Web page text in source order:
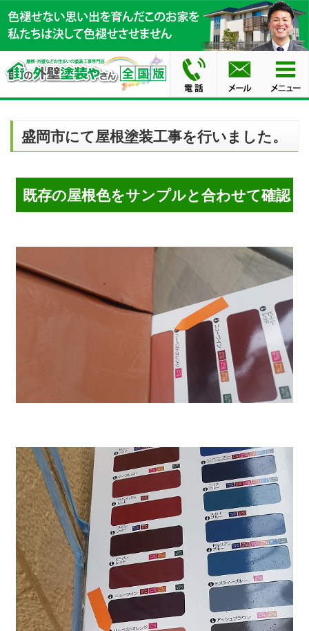
盛岡市にて屋根塗装工事を行いました。
既存の屋根色をサンプルと合わせて確認